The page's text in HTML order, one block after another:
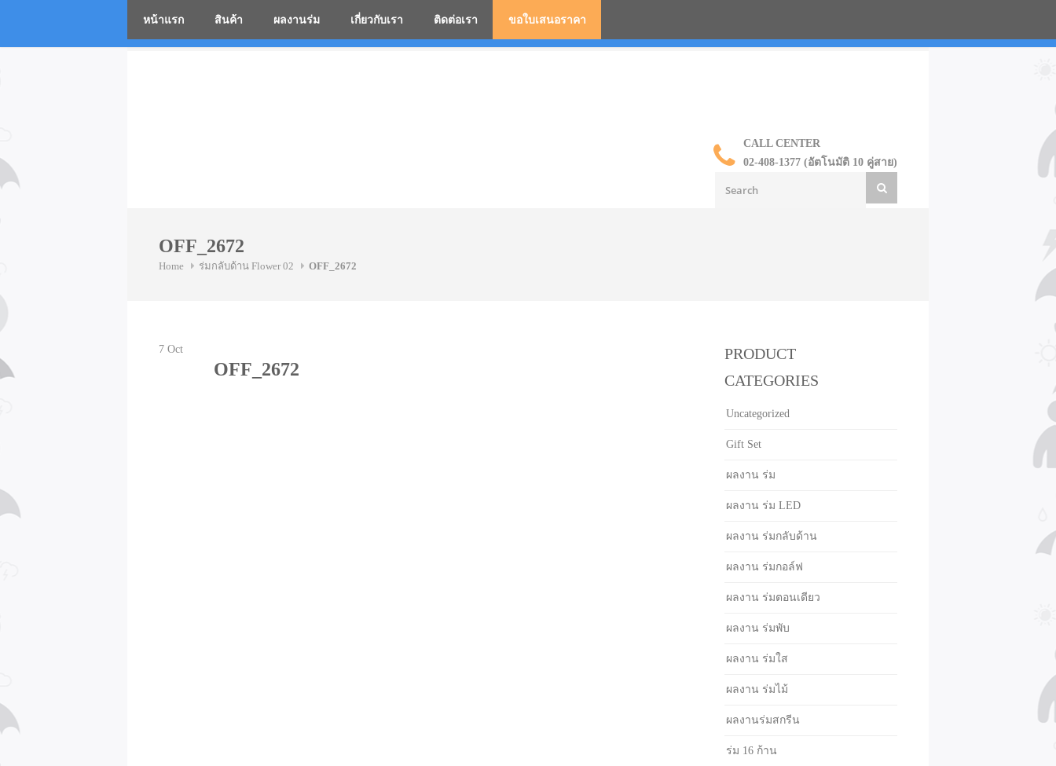
CALL CENTER
02-408-1377 (อัตโนมัติ 10 คู่สาย)
หน้าแรก สินค้า ผลงานร่ม เกี่ยวกับเรา ติดต่อเรา ขอใบเสนอราคา
OFF_2672
Home ร่มกลับด้าน Flower 02 OFF_2672
7 Oct
OFF_2672
PRODUCT
CATEGORIES
Uncategorized
Gift Set
ผลงาน ร่ม
ผลงาน ร่ม LED
ผลงาน ร่มกลับด้าน
ผลงาน ร่มกอล์ฟ
ผลงาน ร่มตอนเดียว
ผลงาน ร่มพับ
ผลงาน ร่มใส
ผลงาน ร่มไม้
ผลงานร่มสกรีน
ร่ม 16 ก้าน
โรงงานร่มสกรีนโลโก้ ร่มพรีเมี่ยม ร่มตอนเดียว ร่มกอล์ฟ ร่มกลับด้าน ราคาส่ง